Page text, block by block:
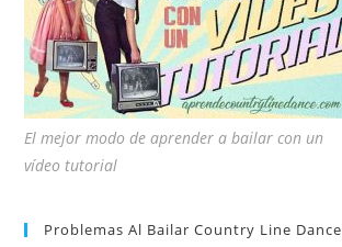
El mejor modo de aprender a bailar con un
vídeo tutorial
Problemas Al Bailar Country Line Dance